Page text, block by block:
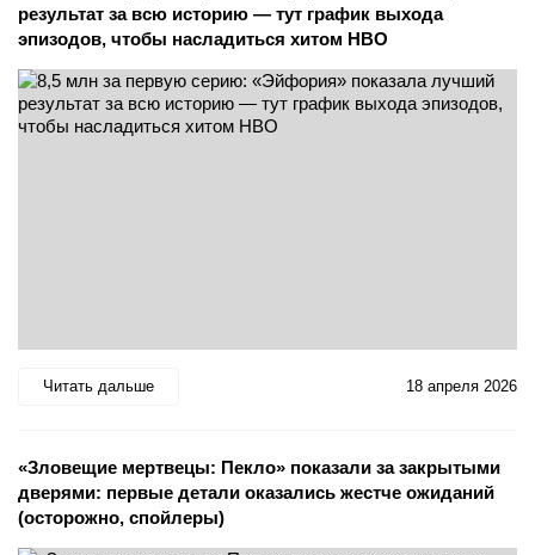
результат за всю историю — тут график выхода
эпизодов, чтобы насладиться хитом HBO
Читать дальше 18 апреля 2026
«Зловещие мертвецы: Пекло» показали за закрытыми
дверями: первые детали оказались жестче ожиданий
(осторожно, спойлеры)